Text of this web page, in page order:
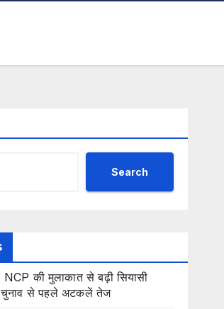
Search
की मुलाकात से बढ़ी सियासी
चुनाव से पहले अटकलें तेज